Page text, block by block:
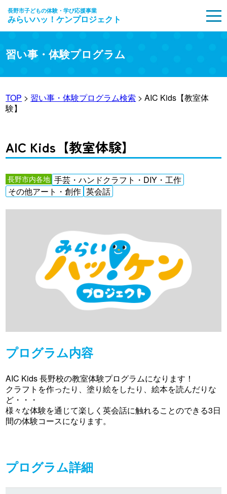
長野市子どもの体験・学び応援事業
みらいハッ！ケンプロジェクト
習い事・体験プログラム
TOP > 習い事・体験プログラム検索 > AIC Kids【教室体
験】
AIC Kids【教室体験】
長野市内各地 手芸・ハンドクラフト・DIY・工作
その他アート・創作 英会話
プログラム内容
AIC Kids 長野校の教室体験プログラムになります！
クラフトを作ったり、塗り絵をしたり、絵本を読んだりな
ど・・・
様々な体験を通じて楽しく英会話に触れることのできる3日
間の体験コースになります。
プログラム詳細